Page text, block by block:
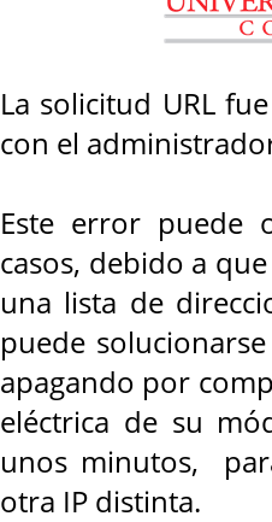
La solicitud URL
con el
Este error puede
casos, debido a
una lista de
puede
apagando por
eléctrica de su
unos minutos,
otra IP distinta.